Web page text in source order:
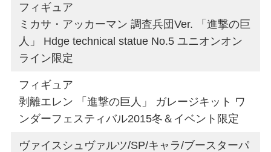
フィギュア
ミカサ・アッカーマン 調査兵団Ver. 「進撃の巨
人」 Hdge technical statue No.5 ユニオンオン
ライン限定
フィギュア
剥離エレン 「進撃の巨人」 ガレージキット ワ
ンダーフェスティバル2015冬＆イベント限定
ヴァイスシュヴァルツ/SP/キャラ/ブースターパ